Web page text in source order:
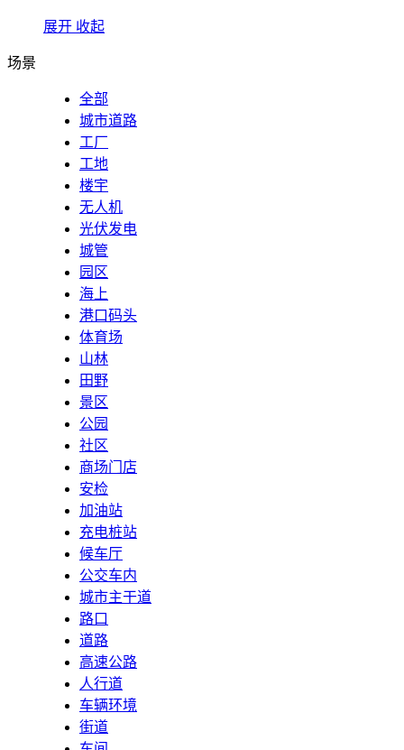
展开 收起
场景
全部
城市道路
工厂
工地
楼宇
无人机
光伏发电
城管
园区
海上
港口码头
体育场
山林
田野
景区
公园
社区
商场门店
安检
加油站
充电桩站
候车厅
公交车内
城市主干道
路口
道路
高速公路
人行道
车辆环境
街道